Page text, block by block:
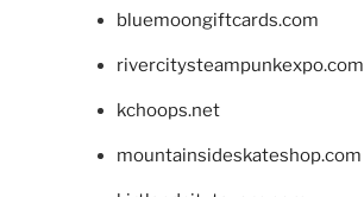
bluemoongiftcards.com
rivercitysteampunkexpo.com
kchoops.net
mountainsideskateshop.com